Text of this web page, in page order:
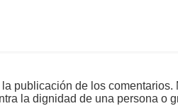
publicación de los
la dignidad de una persona o